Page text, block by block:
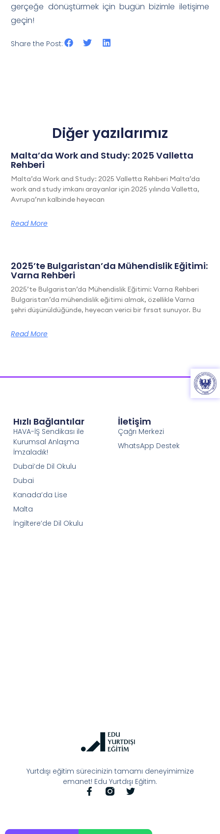
gerçeğe dönüştürmek için bugün bizimle iletişime
geçin!
Share the Post:
Diğer yazılarımız
Malta’da Work and Study: 2025 Valletta
Rehberi
Malta’da Work and Study: 2025 Valletta Rehberi Malta’da
work and study imkanı arayanlar için 2025 yılında Valletta,
Avrupa’nın kalbinde heyecan
Read More
2025’te Bulgaristan’da Mühendislik Eğitimi:
Varna Rehberi
2025’te Bulgaristan’da Mühendislik Eğitimi: Varna Rehberi
Bulgaristan’da mühendislik eğitimi almak, özellikle Varna
şehri düşünüldüğünde, heyecan verici bir fırsat sunuyor. Bu
Read More
Yurtdışı eğitim sürecinizin tamamı deneyimimize
emanet! Edu Yurtdışı Eğitim.
Hızlı Bağlantılar
HAVA-İŞ Sendikası ile
Kurumsal Anlaşma
İmzaladık!
Dubai’de Dil Okulu
Dubai
Kanada’da Lise
Malta
İngiltere’de Dil Okulu
İletişim
Çağrı Merkezi
WhatsApp Destek